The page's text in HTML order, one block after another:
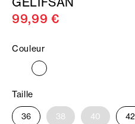
99,99 €
Couleur
Taille
36 38 40 42